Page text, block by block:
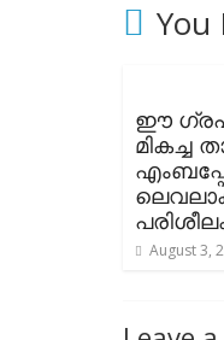
You
ഈ
മികച്ച
August 3,